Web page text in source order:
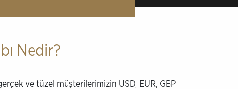
Nedir?
ve tüzel müşterilerimizin USD, EUR, GBP